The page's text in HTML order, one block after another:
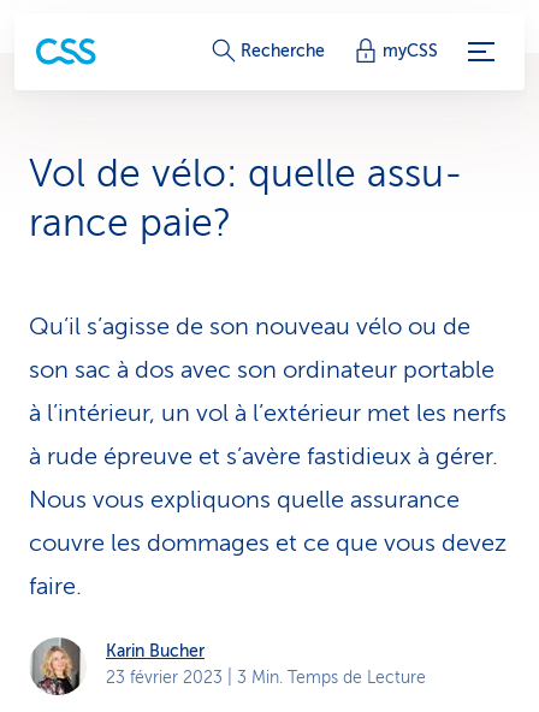
L
n
s
e
s
e
Recherche myCSS
Vol de vélo: quelle assu­
ran­ce paie?
Qu’il s’agisse de son nouveau vélo ou de
son sac à dos avec son ordinateur portable
à l’intérieur, un vol à l’extérieur met les nerfs
à rude épreuve et s’avère fastidieux à gérer.
Nous vous expliquons quelle assurance
couvre les dommages et ce que vous devez
faire.
Karin Bucher
23 février 2023 | 3 Min. Temps de Lecture